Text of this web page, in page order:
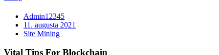
Admin12345
11. augusta 2021
Site Mining
Vital Tips For Blockchain